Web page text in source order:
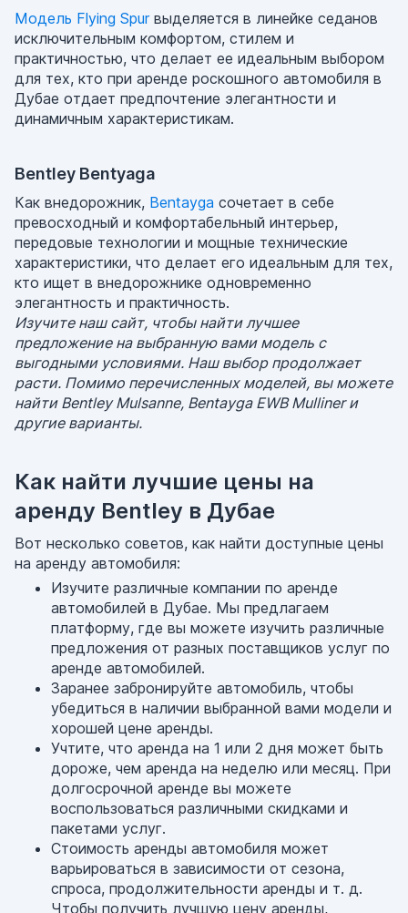
Модель Flying Spurвыделяется в линейке седанов
исключительным комфортом, стилем и
практичностью, что делает ее идеальным выбором
для тех, кто при аренде роскошного автомобиля в
Дубае отдает предпочтение элегантности и
динамичным характеристикам.
Bentley Bentyaga
Как внедорожник, Bentayga сочетает в себе
превосходный и комфортабельный интерьер,
передовые технологии и мощные технические
характеристики, что делает его идеальным для тех,
кто ищет в внедорожнике одновременно
элегантность и практичность.
Изучите наш сайт, чтобы найти лучшее
предложение на выбранную вами модель с
выгодными условиями. Наш выбор продолжает
расти. Помимо перечисленных моделей, вы можете
найти Bentley Mulsanne, Bentayga EWB Mulliner и
другие варианты.
Как найти лучшие цены на
аренду Bentley в Дубае
Вот несколько советов, как найти доступные цены
на аренду автомобиля:
Изучите различные компании по аренде
автомобилей в Дубае. Мы предлагаем
платформу, где вы можете изучить различные
предложения от разных поставщиков услуг по
аренде автомобилей.
Заранее забронируйте автомобиль, чтобы
убедиться в наличии выбранной вами модели и
хорошей цене аренды.
Учтите, что аренда на 1 или 2 дня может быть
дороже, чем аренда на неделю или месяц. При
долгосрочной аренде вы можете
воспользоваться различными скидками и
пакетами услуг.
Стоимость аренды автомобиля может
варьироваться в зависимости от сезона,
спроса, продолжительности аренды и т. д.
Чтобы получить лучшую цену аренды,